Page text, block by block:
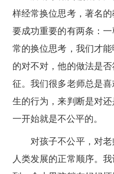
样经常换位思考，著名
要成功重要的有两条：
常的换位思考，我们才
的对不对，他的做法是
征。我们很多老师总是
生的行为，来判断是对
一开始就是不公平的。
对孩子不公平，对
人类发展的正常顺序。